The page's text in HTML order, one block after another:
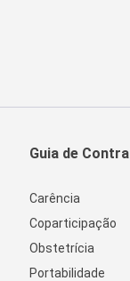
Guia de
Carência
Coparticipação
Obstetrícia
Portabilidade